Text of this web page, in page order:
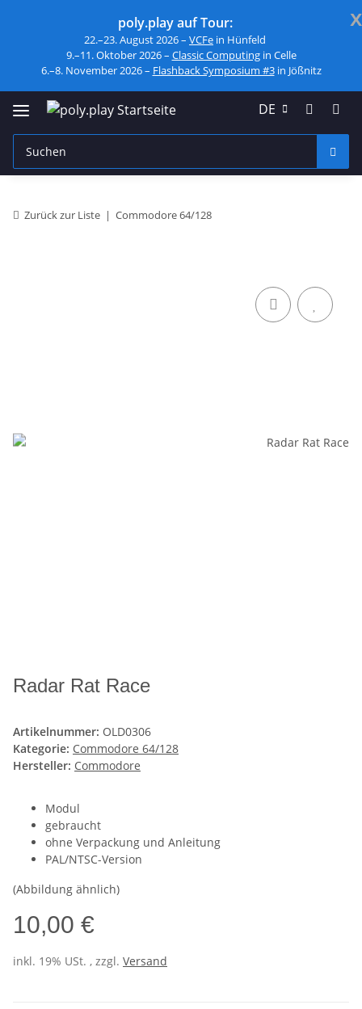
x
poly.play auf Tour:
22.–23. August 2026 – VCFe in Hünfeld
9.–11. Oktober 2026 – Classic Computingin Celle
6.–8. November 2026 – Flashback Symposium #3in Jößnitz
DE
Zurück zur Liste Commodore 64/128
Radar Rat Race
Artikelnummer: OLD0306
Kategorie: Commodore 64/128
Hersteller: Commodore
Modul
gebraucht
ohne Verpackung und Anleitung
PAL/NTSC-Version
(Abbildung ähnlich)
10,00 €
inkl. 19% USt. , zzgl. Versand